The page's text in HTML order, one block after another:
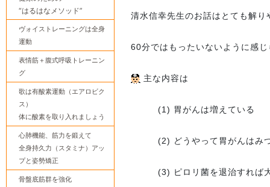
清水信幸先生のお話はとても解
60分ではもったいないように感
主な内容は
(1) 胃がんは増えている
(2) どうやって胃がんはみつ
(3) ピロリ菌を退治すれば
“はるはなメソッド”
ヴォイストレーニングは全身
運動
表情筋＋腹式呼吸トレーニン
グ
歌は有酸素運動（エアロビク
ス）
体に酸素を取り入れましょう
心肺機能、筋力を鍛えて
全身持久力（スタミナ）アッ
プと姿勢矯正
骨盤底筋群を強化